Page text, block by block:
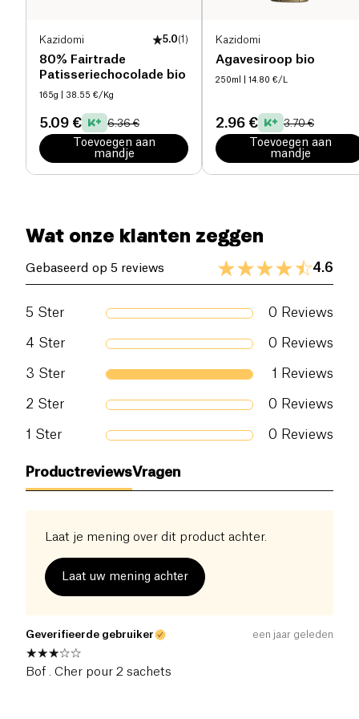
Kazidomi 5.0(1 )
80% Fairtrade
Patisseriechocolade bio
165g | 38.55 €/Kg
5.09 € 6.36 €
Toevoegen aan
mandje
Kazidomi
Agavesiroop bio
250ml | 14.80 €/L
2.96 € 3.70 €
Toevoegen aan
mandje
Wat onze klanten zeggen
Gebaseerd op 5 reviews 4.6
5 Ster 0 Reviews
4 Ster 0 Reviews
3 Ster 1 Reviews
2 Ster 0 Reviews
1 Ster 0 Reviews
ProductreviewsVragen
Laat je mening over dit product achter.
Laat uw mening achter
Geverifieerde gebruiker een jaar geleden
Bof . Cher pour 2 sachets